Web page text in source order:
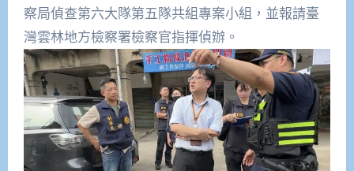
察局偵查第六大隊第五隊共組專案小組，並報請臺
灣雲林地方檢察署檢察官指揮偵辦。